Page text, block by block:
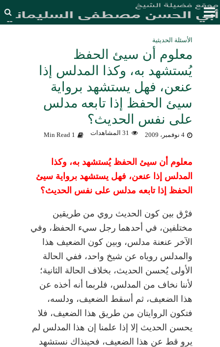
الأسئلة الحديثية
معلوم أن سيئ الحفظ
يُستشهد به، وكذا المدلس إذا
عنعن، فهل يستشهد برواية
سيئ الحفظ إذا تابعه مدلس
على نفس الحديث؟
4 نوفمبر، 2009 31 المشاهدات 1 Min Read
معلوم أن سيئ الحفظ يُستشهد به، وكذا
المدلس إذا عنعن، فهل يستشهد برواية سيئ
الحفظ إذا تابعه مدلس على نفس الحديث؟
فرْق بين كون الحديث روي من طريقين
مختلفين، في أحدهما رجل سيء الحفظ، وفي
الآخر عنعنة مدلس، وبين كون الضعيف هذا
والمدلس روياه عن شيخ واحد، ففي الحالة
الأولى يُحسن الحديث، بخلاف الحالة الثانية؛
لأننا نخاف من المدلس، فلربما أنه أخذه عن
هذا الضعيف، ثم أسقط الضعيف، ودلسه،
فتكون الروايتان من طريق هذا الضعيف، فلا
يحسن الحديث إلا إذا علمنا إن هذا المدلس لم
يروِ قط عن هذا الضعيف، فحينذاك نستشهد